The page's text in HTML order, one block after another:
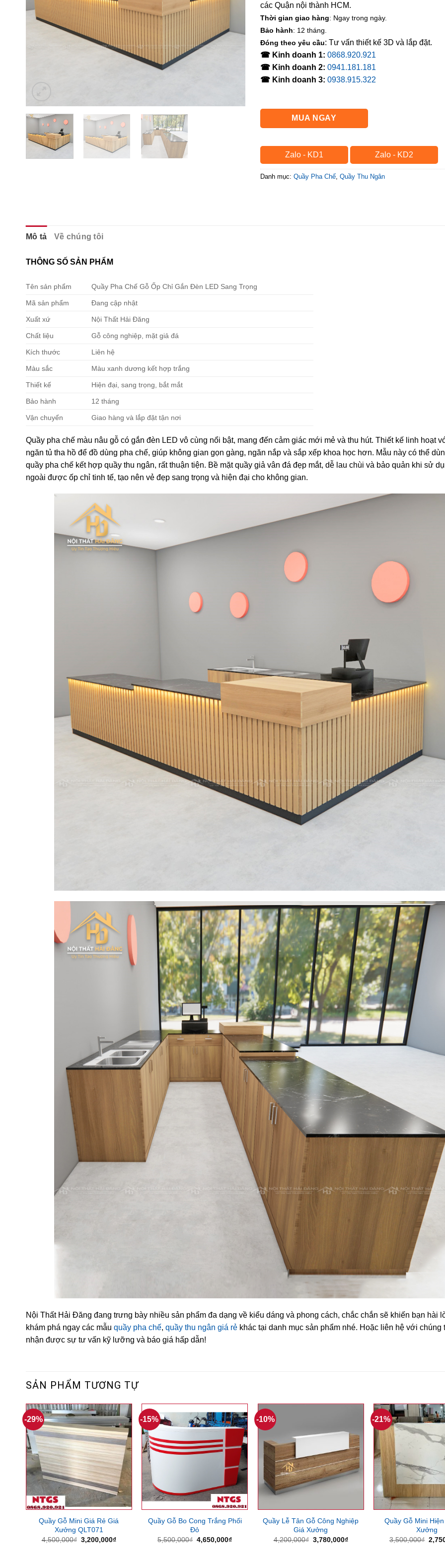
các Quận nội thành HCM.
Thời gian giao hàng: Ngay trong ngày.
Bảo hành: 12 tháng.
Đóng theo yêu cầu: Tư vấn thiết kế 3D và lắp đặt.
☎ Kinh doanh 1: 0868.920.921
☎ Kinh doanh 2: 0941.181.181
☎ Kinh doanh 3: 0938.915.322
MUA NGAY
Zalo - KD1 Zalo - KD2
Danh mục: Quầy Pha Chế Quầy Thu Ngân
Mô tả Về chúng tôi
THÔNG SỐ SẢN PHẨM
Tên sản phẩm Quầy Pha Chế Gỗ Ốp Chỉ Gắn Đèn LED Sang Trọng
Mã sản phẩm Đang cập nhật
Xuất xứ Nội Thất Hải Đăng
Chất liệu Gỗ công nghiệp, mặt giả đá
Kích thước Liên hệ
Màu sắc Màu xanh dương kết hợp trắng
Thiết kế Hiện đại, sang trọng, bắt mắt
Bảo hành 12 tháng
Vận chuyển Giao hàng và lắp đặt tận nơi
Quầy pha chế màu nâu gỗ có gắn đèn LED vô cùng nổi bật, mang đến cảm giác mới mẻ và thu hút. Thiết kế linh hoạt
ngăn tủ tha hồ để đồ dùng pha chế, giúp không gian gọn gàng, ngăn nắp và sắp xếp khoa học hơn. Mẫu này có thể
quầy pha chế kết hợp quầy thu ngân, rất thuận tiện. Bề mặt quầy giả vân đá đẹp mắt, dễ lau chùi và bảo quản khi sử
ngoài được ốp chỉ tinh tế, tạo nên vẻ đẹp sang trọng và hiện đại cho không gian.
Nội Thất Hải Đăng đang trưng bày nhiều sản phẩm đa dạng về kiểu dáng và phong cách, chắc chắn sẽ khiến bạn hài
khám phá ngay các mẫu quầy pha chế, quầy thu ngân giá rẻ khác tại danh mục sản phẩm nhé. Hoặc liên hệ với chúng
nhận được sự tư vấn kỹ lưỡng và báo giá hấp dẫn!
SẢN PHẨM TƯƠNG TỰ
-29%
Quầy Gỗ Mini Giá Rẻ Giá
Xưởng QLT071
4,500,000₫ Giá
3,200,000₫Giá
-15%
Quầy Gỗ Bo Cong Trắng Phối
Đỏ
5,500,000₫ Giá
4,650,000₫Giá
-10%
Quầy Lễ Tân Gỗ Công Nghiệp
Giá Xưởng
4,200,000₫ Giá
3,780,000₫Giá
-21%
Quầy Gỗ Mini
Xưởng
3,500,000₫ Giá